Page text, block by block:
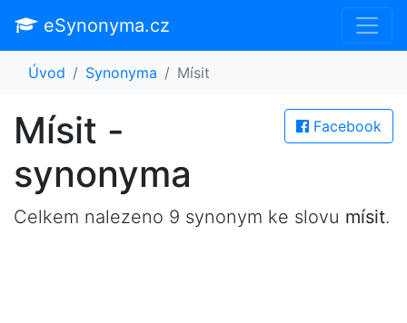
eSynonyma.cz
Úvod Synonyma Mísit
Facebook
Mísit -
synonyma
Celkem nalezeno 9 synonym ke slovu mísit.